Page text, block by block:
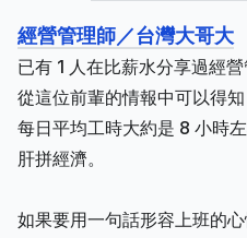
經營管理師／台灣大哥大
已有 1 人在比薪水分享過經
從這位前輩的情報中可以得
每日平均工時大約是 8 小時
肝拼經濟。
如果要用一句話形容上班的